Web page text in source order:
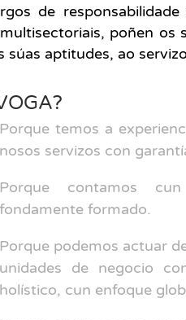
de
poñen os
súas aptitudes, ao
Porque temos a
nosos servizos con
Porque contamos
fondamente formado.
Porque podemos actuar
unidades de negocio
holístico, cun enfoque